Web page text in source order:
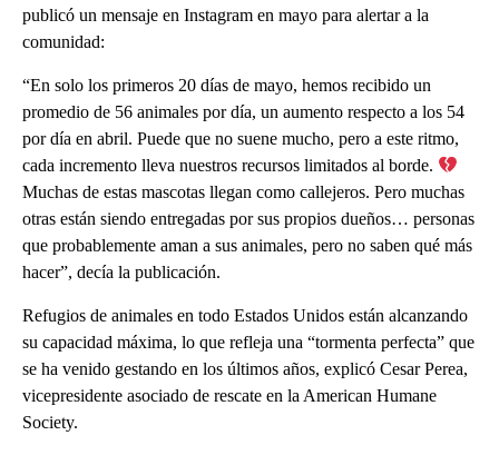
publicó un mensaje en Instagram en mayo para alertar a la
comunidad:
“En solo los primeros 20 días de mayo, hemos recibido un
promedio de 56 animales por día, un aumento respecto a los 54
por día en abril. Puede que no suene mucho, pero a este ritmo,
cada incremento lleva nuestros recursos limitados al borde.
Muchas de estas mascotas llegan como callejeros. Pero muchas
otras están siendo entregadas por sus propios dueños… personas
que probablemente aman a sus animales, pero no saben qué más
hacer”, decía la publicación.
Refugios de animales en todo Estados Unidos están alcanzando
su capacidad máxima, lo que refleja una “tormenta perfecta” que
se ha venido gestando en los últimos años, explicó Cesar Perea,
vicepresidente asociado de rescate en la American Humane
Society.